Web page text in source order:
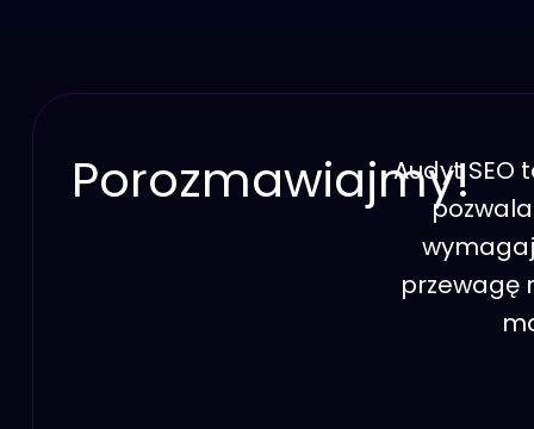
Porozmawiajmy!
Audyt
przewagę